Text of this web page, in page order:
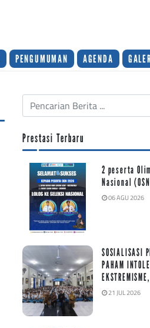
PENGUMUMAN AGENDA
Prestasi Terbaru
2 peserta
Nasional
06 AGU 2026
SOSIALISASI
PAHAM
21 JUL 2026